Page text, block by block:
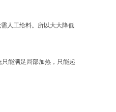
人工给料。所以大大降低
能满足局部加热，只能起